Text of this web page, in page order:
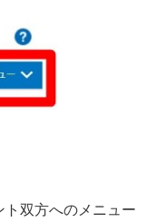
双方へのメニュー